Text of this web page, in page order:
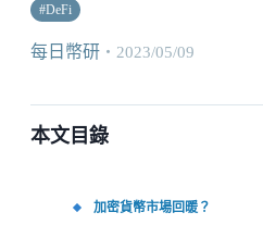
#DeFi
每日幣研 ・ 2023/05/09
本文目錄
加密貨幣市場回暖？